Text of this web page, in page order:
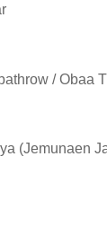
/ Obaa
(Jemunaen